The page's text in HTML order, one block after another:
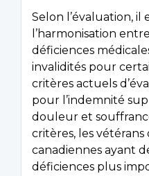
Selon l’évaluation, il
l’harmonisation
déficiences
invalidités pour
critères actuels
pour l’indemnité
douleur et
critères, les vétérans
canadiennes ayant
déficiences plus